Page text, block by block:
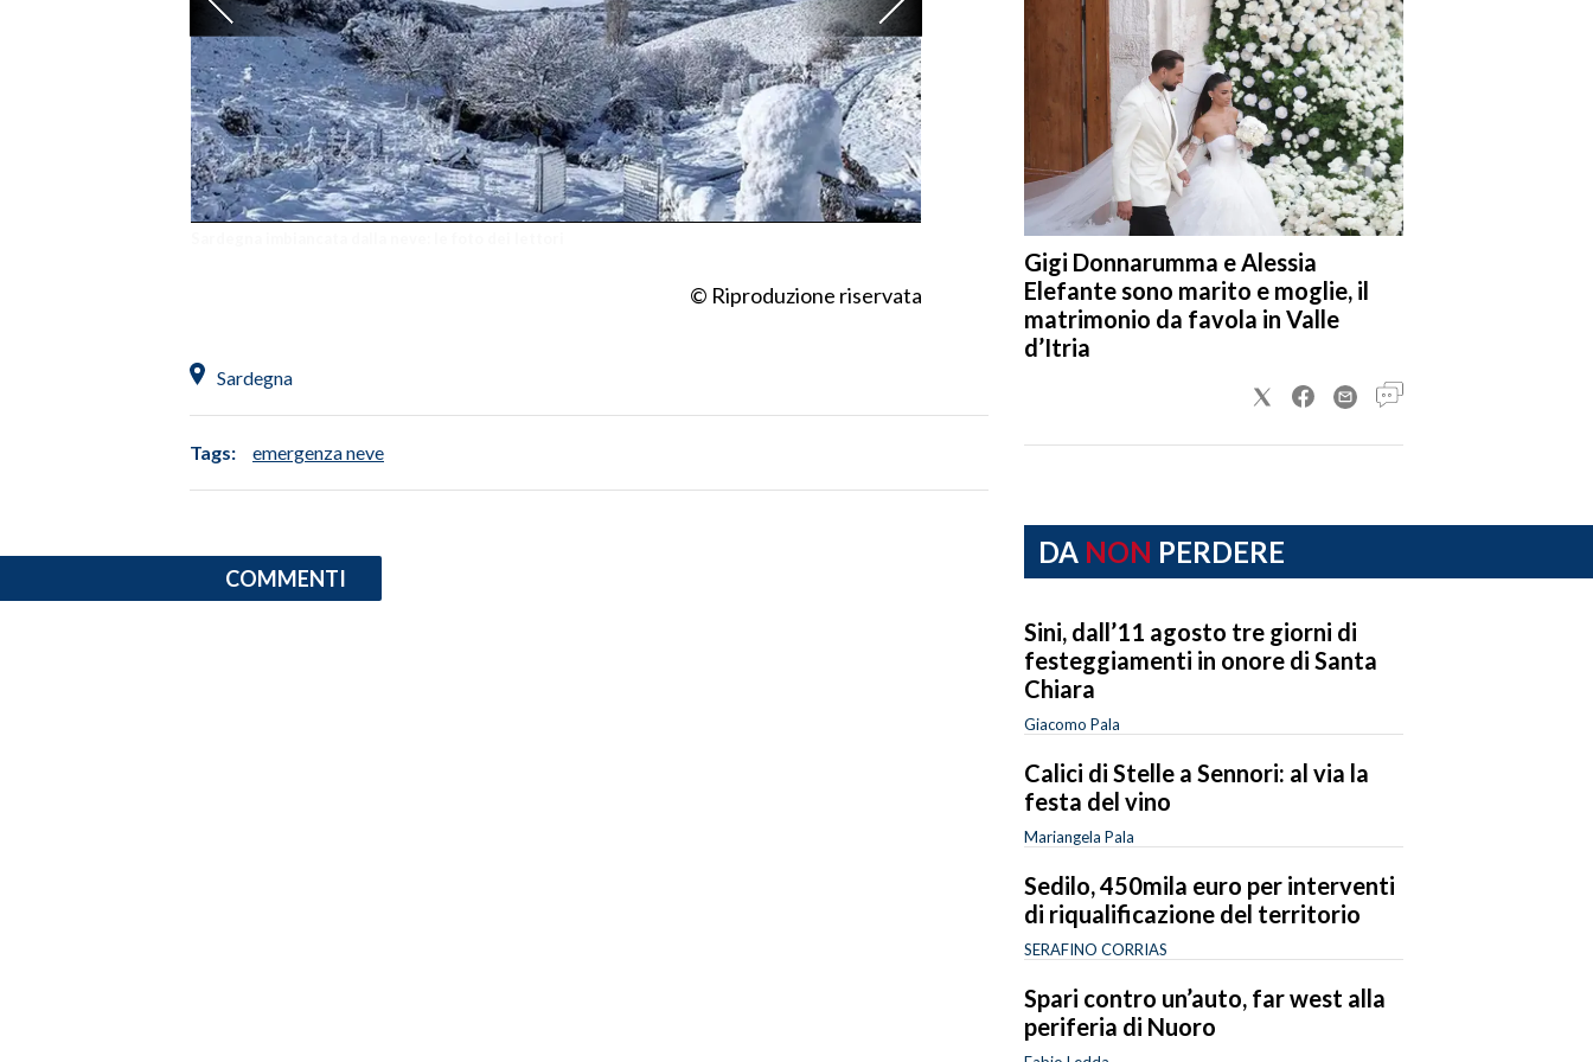
Sardegna imbiancata dalla neve: le foto dei lettori
© Riproduzione riservata
Sardegna
Tags: emergenza neve
COMMENTI
Gigi Donnarumma e Alessia
Elefante sono marito e moglie, il
matrimonio da favola in Valle
d’Itria
DA NON PERDERE
Sini, dall’11 agosto tre giorni di
festeggiamenti in onore di Santa
Chiara
Giacomo Pala
Calici di Stelle a Sennori: al via la
festa del vino
Mariangela Pala
Sedilo, 450mila euro per interventi
di riqualificazione del territorio
SERAFINO CORRIAS
Spari contro un’auto, far west alla
periferia di Nuoro